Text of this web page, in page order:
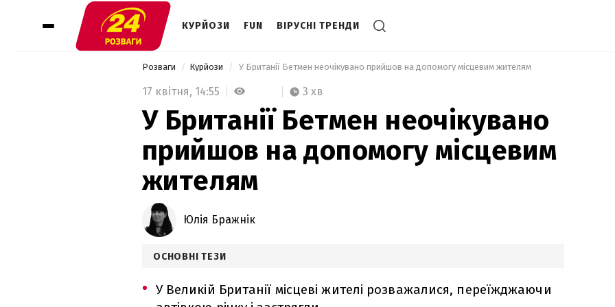
КУРЙОЗИ FUN ВІРУСНІ ТРЕНДИ
Розваги Курйози У Британії Бетмен неочікувано прийшов на допомогу місцевим жителям
17 квітня, 14:55 3 хв
У Британії Бетмен неочікувано
прийшов на допомогу місцевим
жителям
Юлія Бражнік
ОСНОВНІ ТЕЗИ
У Великій Британії місцеві жителі розважалися, переїжджаючи